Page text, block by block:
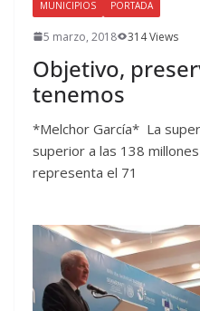
MUNICIPIOS PORTADA
5 marzo, 2018 314 Views
Objetivo,
tenemos
*Melchor García* La
superior a las 138
representa el 71